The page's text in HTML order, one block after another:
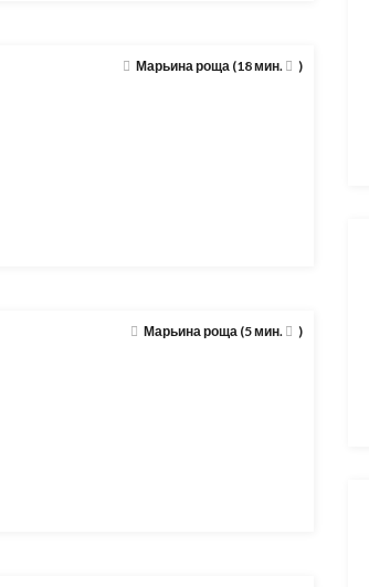
Марьина роща (18 мин. )
Марьина роща (5 мин. )